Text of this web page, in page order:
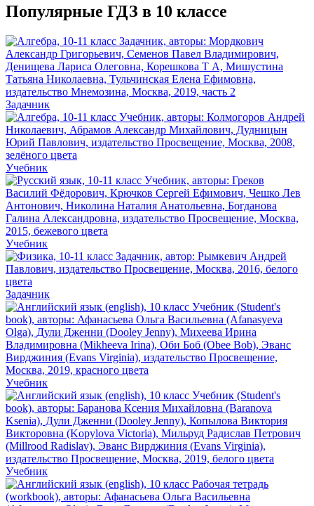
Популярные ГДЗ в 10 классе
Задачник
Учебник
Учебник
Задачник
Учебник
Учебник